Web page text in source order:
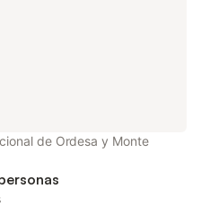
de Ordesa y Monte